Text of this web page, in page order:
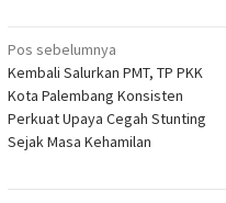
Navigasi
pos
Pos sebelumnya
Kembali Salurkan PMT, TP PKK
Kota Palembang Konsisten
Perkuat Upaya Cegah Stunting
Sejak Masa Kehamilan